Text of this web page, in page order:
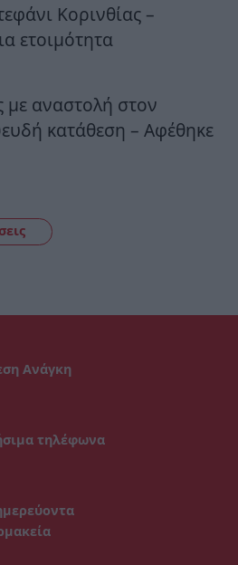
Κορινθίας –
ετοιμότητα
αναστολή στον
κατάθεση – Αφέθηκε
Ανάγκη
τηλέφωνα